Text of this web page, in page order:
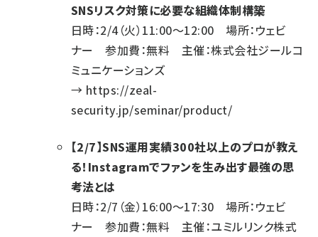
SNSリスク対策に必要な組織体制構築
日時：2/4（火）11:00～12:00 場所：ウェビ
ナー 参加費：無料 主催：株式会社ジールコ
ミュニケーションズ
→ https://zeal-
security.jp/seminar/product/
【2/7】SNS運用実績300社以上のプロが教え
る！Instagramでファンを生み出す最強の思
考法とは
日時：2/7（金）16:00～17:30 場所：ウェビ
ナー 参加費：無料 主催：ユミルリンク株式